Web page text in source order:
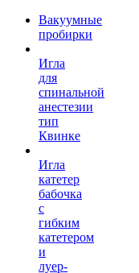
Вакуумные
пробирки
Игла
для
спинальной
анестезии
тип
Квинке
Игла
катетер
бабочка
с
гибким
катетером
и
луер-